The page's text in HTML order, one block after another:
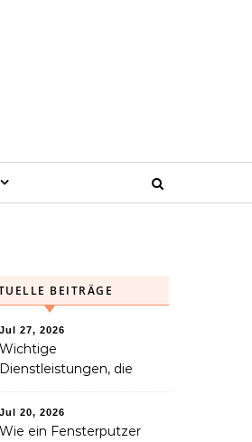
BEITRÄGE
Jul 27, 2026
Wichtige
Dienstleistungen, die
Verlust eines geliebten
Menschen helfen können
Jul 20, 2026
Wie ein Fensterputzer